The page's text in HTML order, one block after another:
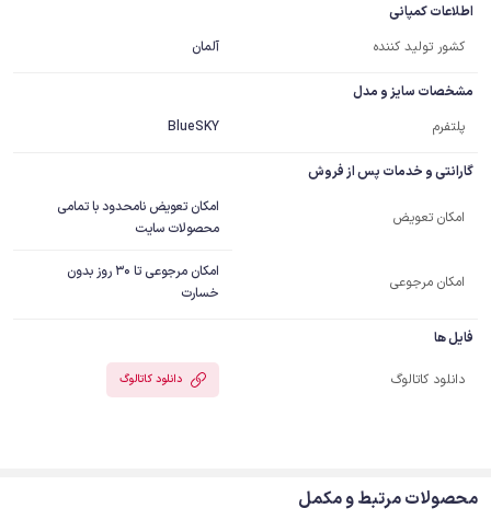
اطلاعات کمپانی
کشور تولید کننده
آلمان
مشخصات سایز و مدل
پلتفرم
BlueSKY
گارانتی و خدمات پس از فروش
امکان تعویض
امکان تعویض نامحدود با تمامی
محصولات سایت
امکان مرجوعی
امکان مرجوعی تا 30 روز بدون
خسارت
فایل ها
دانلود کاتالوگ دانلود کاتالوگ
محصولات مرتبط و مکمل